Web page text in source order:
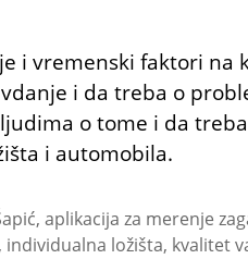
i vremenski faktori na
i da treba o
o tome i da
i automobila.
, aplikacija za merenje
, individualna ložišta, kvalitet